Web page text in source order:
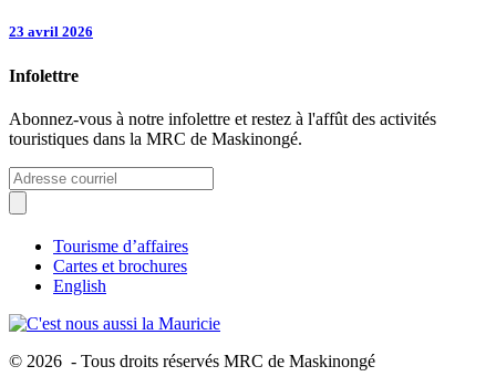
23 avril 2026
Infolettre
Abonnez-vous à notre infolettre et restez à l'affût des activités
touristiques dans la MRC de Maskinongé.
Tourisme d’affaires
Cartes et brochures
English
© 2026 - Tous droits réservés MRC de Maskinongé